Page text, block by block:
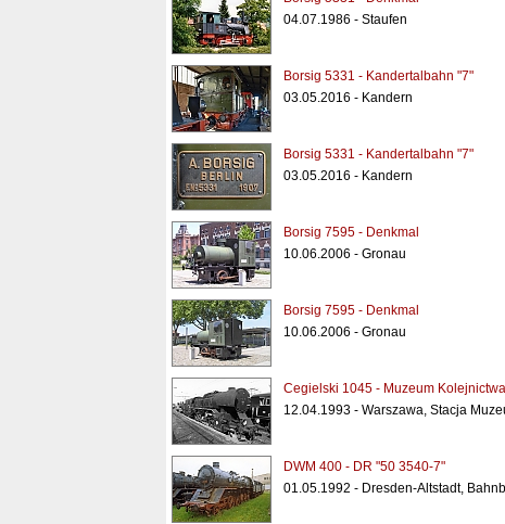
04.07.1986 - Staufen
Borsig 5331 - Kandertalbahn "7"
03.05.2016 - Kandern
Borsig 5331 - Kandertalbahn "7"
03.05.2016 - Kandern
Borsig 7595 - Denkmal
10.06.2006 - Gronau
Borsig 7595 - Denkmal
10.06.2006 - Gronau
Cegielski 1045 - Muzeum
12.04.1993 - Warszawa, Stacja
DWM 400 - DR "50 3540-7"
01.05.1992 - Dresden-Altstadt,